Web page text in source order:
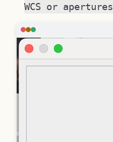
WCS or apertures